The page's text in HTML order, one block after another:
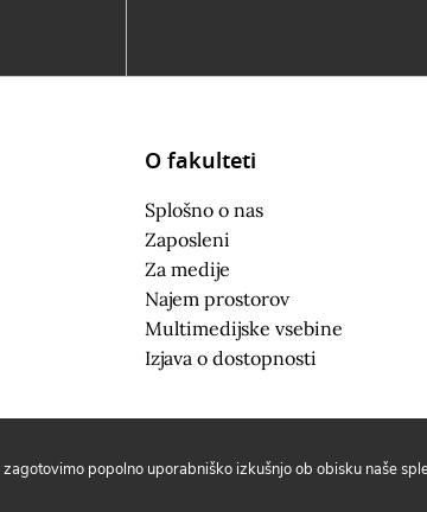
popolno uporabniško izkušnjo ob obisku naše
O fakulteti
Splošno o nas
Zaposleni
Za medije
Najem prostorov
Multimedijske vsebine
Izjava o dostopnosti